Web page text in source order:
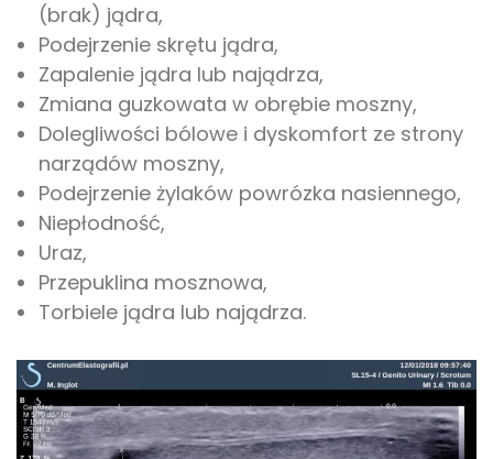
(brak) jądra,
Podejrzenie skrętu jądra,
Zapalenie jądra lub najądrza,
Zmiana guzkowata w obrębie moszny,
Dolegliwości bólowe i dyskomfort ze strony
narządów moszny,
Podejrzenie żylaków powrózka nasiennego,
Niepłodność,
Uraz,
Przepuklina mosznowa,
Torbiele jądra lub najądrza.